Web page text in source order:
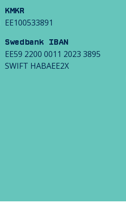
KMKR
EE100533891
Swedbank IBAN
EE59 2200 0011 2023 3895
SWIFT HABAEE2X